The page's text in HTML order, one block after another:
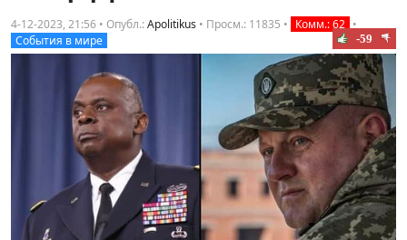
4-12-2023, 21:56 • Опубл.:Apolitikus • Просм.: 11835 • Комм.: 62 •
События в мире
-59